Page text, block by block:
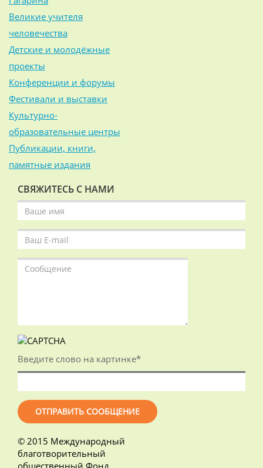
Великие учителя
человечества
Детские и молодёжные
проекты
Конференции и форумы
Фестивали и выставки
Культурно-
образовательные центры
Публикации, книги,
памятные издания
СВЯЖИТЕСЬ С НАМИ
Введите слово на картинке*
© 2015 Международный
благотворительный
общественный Фонд